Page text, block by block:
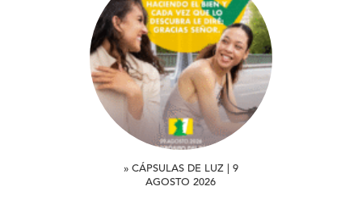
» CÁPSULAS DE LUZ | 9
AGOSTO 2026